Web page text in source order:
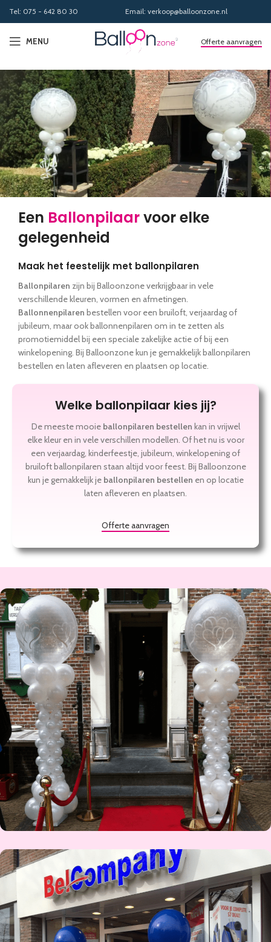
Tel: 075 - 642 80 30 Email: verkoop@balloonzone.nl
MENU Offerte aanvragen
Een Ballonpilaarvoor elke
gelegenheid
Maak het feestelijk met ballonpilaren
Ballonpilaren zijn bij Balloonzone verkrijgbaar in vele
verschillende kleuren, vormen en afmetingen.
Ballonnenpilaren bestellen voor een bruiloft, verjaardag of
jubileum, maar ook ballonnenpilaren om in te zetten als
promotiemiddel bij een speciale zakelijke actie of bij een
winkelopening. Bij Balloonzone kun je gemakkelijk ballonpilaren
bestellen en laten afleveren en plaatsen op locatie.
Welke ballonpilaar kies jij?
De meeste mooie ballonpilaren bestellen kan in vrijwel
elke kleur en in vele verschillen modellen. Of het nu is voor
een verjaardag, kinderfeestje, jubileum, winkelopening of
bruiloft ballonpilaren staan altijd voor feest. Bij Balloonzone
kun je gemakkelijk je ballonpilaren bestellen en op locatie
laten afleveren en plaatsen.
Offerte aanvragen